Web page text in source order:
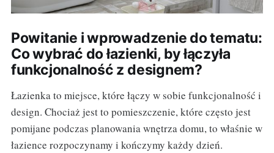
Powitanie i wprowadzenie do tematu:
Co wybrać do łazienki, by łączyła
funkcjonalność z designem?
Łazienka to miejsce, które łączy w sobie funkcjonalność i
design. Chociaż jest to pomieszczenie, które często jest
pomijane podczas planowania wnętrza domu, to właśnie w
łazience rozpoczynamy i kończymy każdy dzień.